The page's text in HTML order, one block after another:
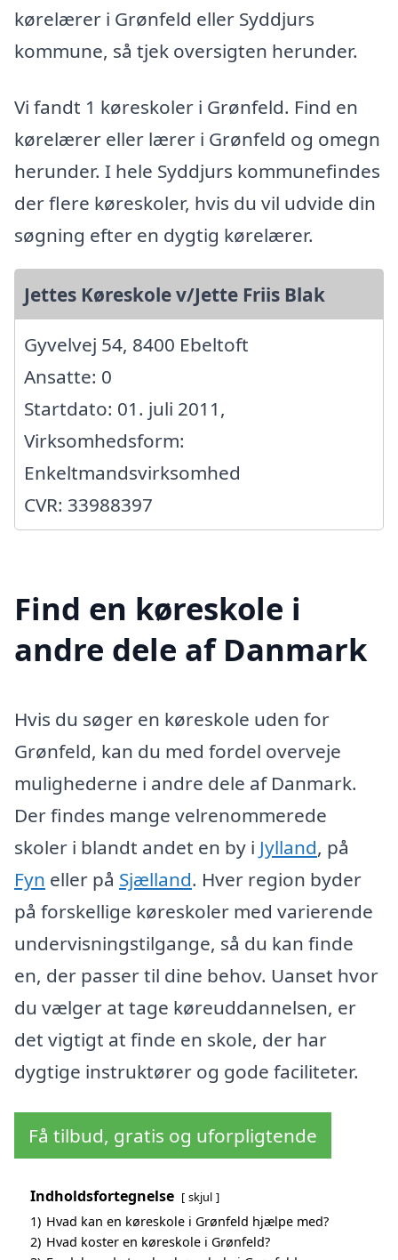
kørelærer i Grønfeld eller Syddjurs
kommune, så tjek oversigten herunder.
Vi fandt 1 køreskoler i Grønfeld. Find en
kørelærer eller lærer i Grønfeld og omegn
herunder. I hele Syddjurs kommunefindes
der flere køreskoler, hvis du vil udvide din
søgning efter en dygtig kørelærer.
Jettes Køreskole v/Jette Friis Blak
Gyvelvej 54, 8400 Ebeltoft
Ansatte: 0
Startdato: 01. juli 2011,
Virksomhedsform:
Enkeltmandsvirksomhed
CVR: 33988397
Find en køreskole i
andre dele af Danmark
Hvis du søger en køreskole uden for
Grønfeld, kan du med fordel overveje
mulighederne i andre dele af Danmark.
Der findes mange velrenommerede
skoler i blandt andet en by i Jylland, på
Fyn eller på Sjælland. Hver region byder
på forskellige køreskoler med varierende
undervisningstilgange, så du kan finde
en, der passer til dine behov. Uanset hvor
du vælger at tage køreuddannelsen, er
det vigtigt at finde en skole, der har
dygtige instruktører og gode faciliteter.
Få tilbud, gratis og uforpligtende
Indholdsfortegnelse skjul
1) Hvad kan en køreskole i Grønfeld hjælpe med?
2) Hvad koster en køreskole i Grønfeld?